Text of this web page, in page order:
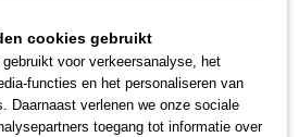
cookies gebruikt
voor verkeersanalyse, het
functies en het personaliseren van
Daarnaast verlenen we onze sociale
toegang tot informatie over